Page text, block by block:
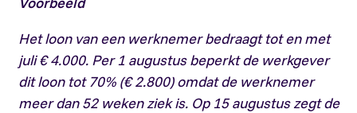
Het loon van een werknemer bedraagt tot en met
juli € 4.000. Per 1 augustus beperkt de werkgever
dit loon tot 70% (€ 2.800) omdat de werknemer
meer dan 52 weken ziek is. Op 15 augustus zegt de